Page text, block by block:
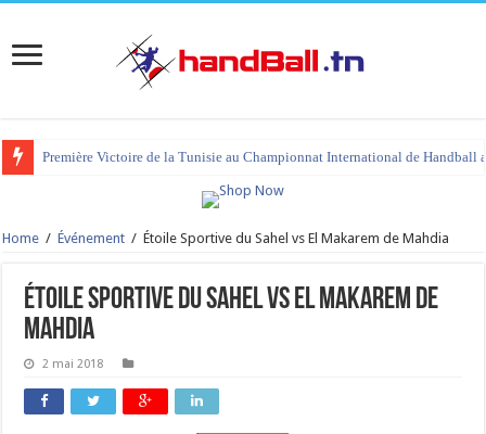
Première Victoire de la Tunisie au Championnat International de Handball
Home / Événement / Étoile Sportive du Sahel vs El Makarem de Mahdia
Étoile Sportive du Sahel vs El Makarem de
Mahdia
2 mai 2018